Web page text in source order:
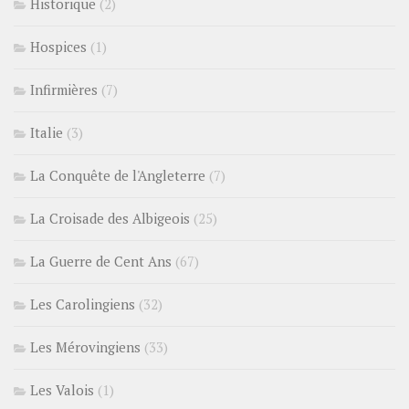
Historique (2)
Hospices (1)
Infirmières (7)
Italie (3)
La Conquête de l'Angleterre (7)
La Croisade des Albigeois (25)
La Guerre de Cent Ans (67)
Les Carolingiens (32)
Les Mérovingiens (33)
Les Valois (1)